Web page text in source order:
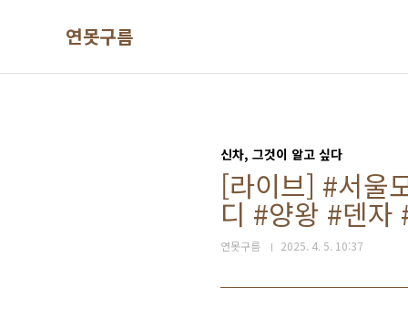
연못구름
신차, 그것이 알고 싶다
[라이브] #서울
디 #양왕 #덴자
연못구름 2025. 4. 5. 10:37